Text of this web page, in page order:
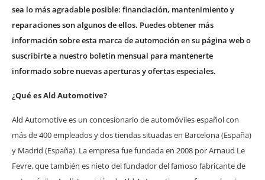
sea lo más agradable posible: financiación, mantenimiento y
reparaciones son algunos de ellos. Puedes obtener más
información sobre esta marca de automoción en su página web o
suscribirte a nuestro boletín mensual para mantenerte
informado sobre nuevas aperturas y ofertas especiales.
¿Qué es Ald Automotive?
Ald Automotive es un concesionario de automóviles español con
más de 400 empleados y dos tiendas situadas en Barcelona (España)
y Madrid (España). La empresa fue fundada en 2008 por Arnaud Le
Fevre, que también es nieto del fundador del famoso fabricante de